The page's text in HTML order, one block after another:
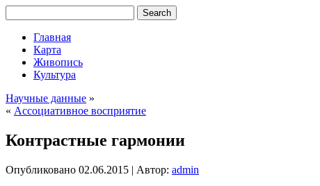
Главная
Карта
Живопись
Культура
Научные данные »
« Ассоциативное восприятие
Контрастные гармонии
Опубликовано 02.06.2015 | Автор: admin